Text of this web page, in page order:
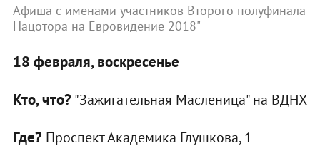
Афиша с именами участников Второго полуфинала
Нацотора на Евровидение 2018"
18 февраля, воскресенье
Кто, что? "Зажигательная Масленица" на ВДНХ
Где? Проспект Академика Глушкова, 1